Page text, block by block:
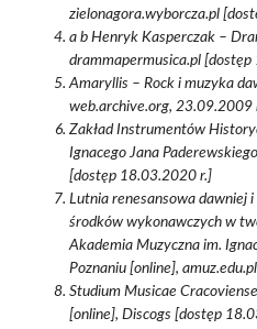
zielonagora.wyborcza.pl
a b Henryk Kasperczak –
drammapermusica.pl
Amaryllis – Rock i muzyka
web.archive.org,
Zakład Instrumentów
Ignacego Jana
[dostęp 18.03.2020 r.]
Lutnia renesansowa dawniej
środków wykonawczych w
Akademia Muzyczna im.
Poznaniu [online],
Studium Musicae
[online], Discogs [dostęp